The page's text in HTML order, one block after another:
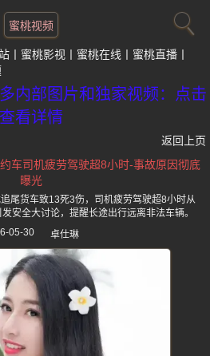
蜜桃视频
蜜桃影视 蜜桃在线
蜜桃直播
内部图片和独家视频：点击
查看详情
返回上页
车司机疲劳驾驶超8小时-事故原因彻底
曝光
尾货车致13死3伤，司机疲劳驾驶超8小时从
安全大讨论，提醒长途出行远离非法车辆。
05-30
卓仕琳